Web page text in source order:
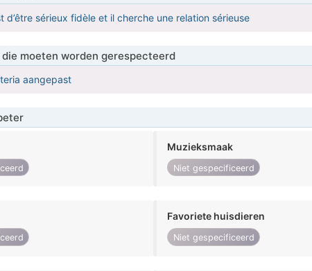
d’être sérieux fidèle et il cherche une relation sérieuse
moeten worden gerespecteerd
aangepast
Muzieksmaak
Niet gespecificeerd
Favoriete huisdieren
Niet gespecificeerd